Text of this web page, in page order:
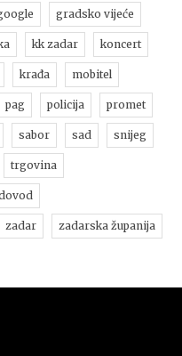
gradsko vijeće
kk zadar koncert
krađa mobitel
pag policija promet
sabor sad snijeg
trgovina
zadar zadarska županija